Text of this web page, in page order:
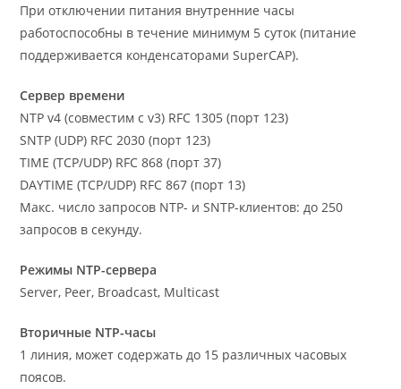
При отключении питания внутренние часы
работоспособны в течение минимум 5 суток (питание
поддерживается конденсаторами SuperCAP).
Сервер времени
NTP v4 (совместим с v3) RFC 1305 (порт 123)
SNTP (UDP) RFC 2030 (порт 123)
TIME (TCP/UDP) RFC 868 (порт 37)
DAYTIME (TCP/UDP) RFC 867 (порт 13)
Макс. число запросов NTP- и SNTP-клиентов: до 250
запросов в секунду.
Режимы NTP-сервера
Server, Peer, Broadcast, Multicast
Вторичные NTP-часы
1 линия, может содержать до 15 различных часовых
поясов.